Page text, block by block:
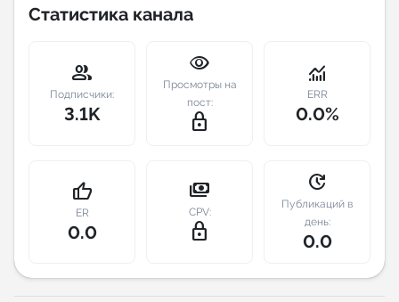
New
Индивидуальное сопровождение
Аналитика Telegram
Статистика канала
group
Подписчики:
3.1K
visibility
Просмотры на
пост:
lock_outline
monitoring
ERR
0.0%
thumb_up
ER
0.0
payments
CPV:
lock_outline
update
Публикаций в
день:
0.0